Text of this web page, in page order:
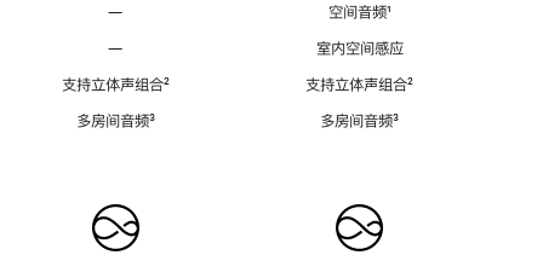
—
—
支持立体声组合脚
²
多房间音频脚
³
空间音频脚
¹
室内空间感应
支持立体声组合脚
²
多房间音频脚
³